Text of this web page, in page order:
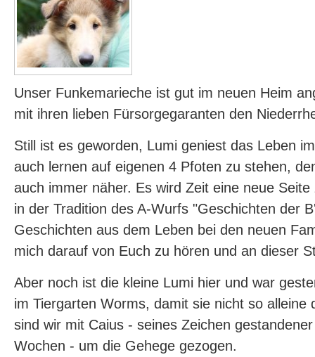
Unser Funkemarieche ist gut im neuen Heim
mit ihren lieben Fürsorgegaranten den
Still ist es geworden, Lumi geniest das Leben
auch lernen auf eigenen 4 Pfoten zu stehen,
auch immer näher. Es wird Zeit eine neue
in der Tradition des A-Wurfs "Geschichten der
Geschichten aus dem Leben bei den neuen
mich darauf von Euch zu hören und an dieser
Aber noch ist die kleine Lumi hier und war
im Tiergarten Worms, damit sie nicht so alleine
sind wir mit Caius - seines Zeichen
Wochen - um die Gehege gezogen.